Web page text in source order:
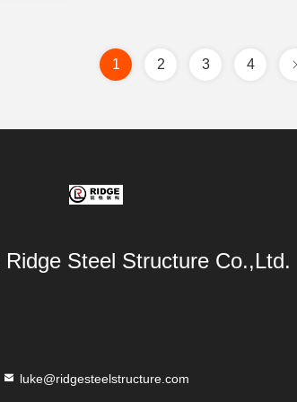
1 2 3 4
Ridge Steel Structure Co.,Ltd.
luke@ridgesteelstructure.com